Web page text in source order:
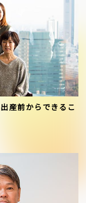
産前からできるこ